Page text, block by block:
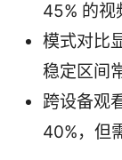
45% 的视
模式对比
稳定区间
跨设备观
40%，但